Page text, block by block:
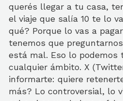
querés llegar a tu casa,
el viaje que salía 10 te lo
qué? Porque lo vas a
tenemos que
está mal. Eso lo podemos
cualquier ámbito. X
informarte: quiere
más? Lo controversial, lo